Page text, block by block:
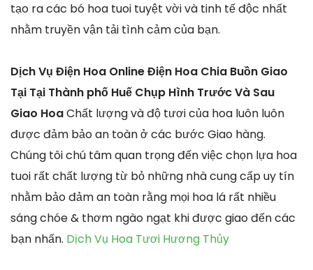
tạo ra các bó hoa tuoi tuyệt vời và tinh tế độc nhất
nhằm truyền vận tải tình cảm của bạn.
Dịch Vụ Điện Hoa Online Điện Hoa Chia Buồn Giao
Tại Tại Thành phố Huế Chụp Hình Trước Và Sau
Giao HoaChất lượng và độ tươi của hoa luôn luôn
được đảm bảo an toàn ở các bước Giao hàng.
Chúng tôi chú tâm quan trọng đến việc chọn lựa hoa
tuoi rất chất lượng từ bỏ những nhà cung cấp uy tín
nhằm bảo đảm an toàn rằng mọi hoa lá rất nhiều
sáng chóe & thơm ngào ngạt khi được giao đến các
bạn nhấn. Dịch Vụ Hoa Tươi Hương Thủy